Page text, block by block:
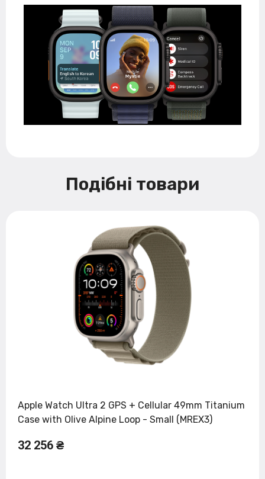
Подібні товари
Apple Watch Ultra 2 GPS + Cellular 49mm Titanium
Case with Olive Alpine Loop - Small (MREX3)
32 256 ₴